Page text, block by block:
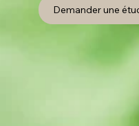
Demander une